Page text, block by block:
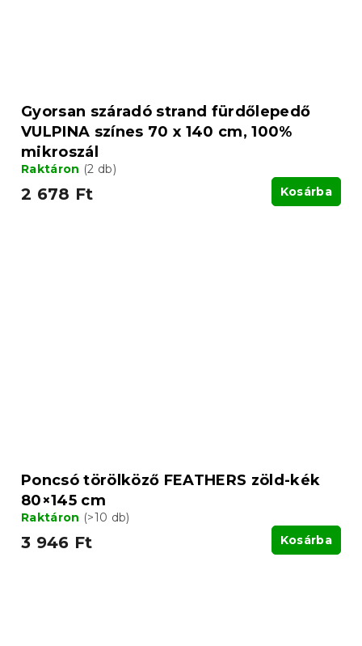
Gyorsan száradó strand fürdőlepedő
VULPINA színes 70 x 140 cm, 100%
mikroszál
Raktáron (2 db)
2 678 Ft Kosárba
Poncsó törölköző FEATHERS zöld-kék
80×145 cm
Raktáron (>10 db)
3 946 Ft Kosárba